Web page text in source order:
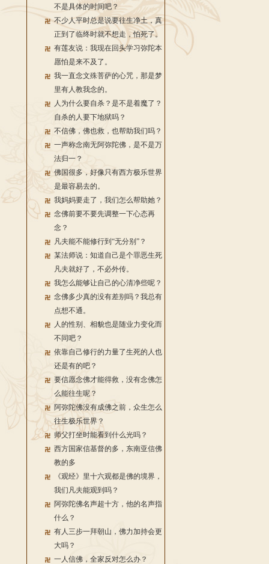
不是具体的时间吧？
不少人平时总是说要往生净土，真
正到了临终时就不想走，怕死了。
有莲友说：我现在回头学习弥陀本
愿怕是来不及了。
我一直念文殊菩萨的心咒，那是梦
里有人教我念的。
人为什么要自杀？是不是着魔了？
自杀的人要下地狱吗？
不信佛，佛也救，也帮助我们吗？
一声称念南无阿弥陀佛，是不是万
法归一？
佛国很多，好像只有西方极乐世界
是最容易去的。
我妈妈要走了，我们怎么帮助她？
念佛前要不要先调整一下心态再
念？
凡夫能不能修行到“无分别”？
某法师说：知道自己是个罪恶生死
凡夫就好了，不必外传。
我怎么能够让自己的心清净些呢？
念佛多少真的没有差别吗？我总有
点想不通。
人的性别、相貌也是随业力变化而
不同吧？
依靠自己修行的力量了生死的人也
还是有的吧？
要信愿念佛才能得救，没有念佛怎
么能往生呢？
阿弥陀佛没有成佛之前，众生怎么
往生极乐世界？
师父打坐时能看到什么光吗？
西方国家信基督的多，东南亚信佛
教的多
《观经》里十六观都是佛的境界，
我们凡夫能观到吗？
阿弥陀佛名声超十方，他的名声指
什么？
有人三步一拜朝山，佛力加持会更
大吗？
一人信佛，全家反对怎么办？